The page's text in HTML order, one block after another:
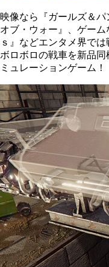
映像なら『ガールズ＆
オブ・ウォー』、ゲー
ｓ』などエンタメ界で
ボロボロの戦車を新品
ミュレーションゲーム！